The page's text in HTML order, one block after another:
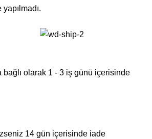
olarak 1 - 3 iş günü içerisinde
14 gün içerisinde iade